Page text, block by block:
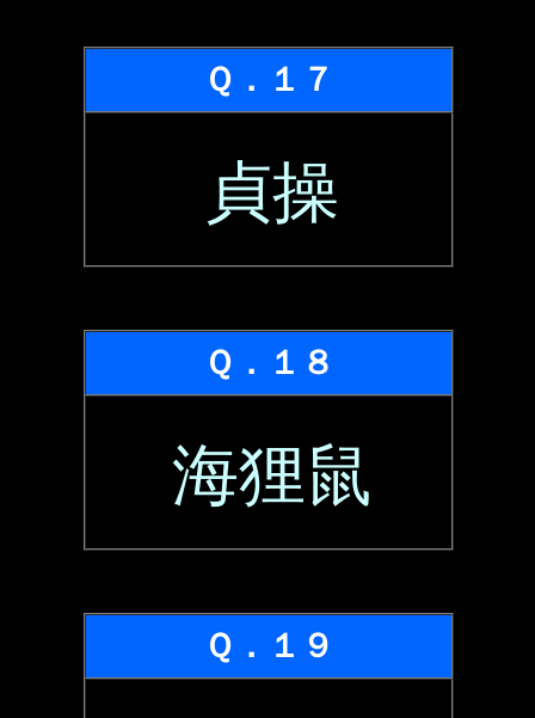
Ｑ．１７
貞操
Ｑ．１８
海狸鼠
Ｑ．１９